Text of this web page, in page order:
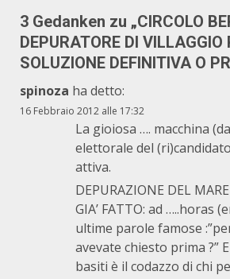
3 Gedanken zu „CIRCOLO
DEPURATORE DI VILLAGGIO
SOLUZIONE DEFINITIVA O
spinoza ha detto:
16 Febbraio 2012 alle 17:32
La gioiosa …. macchina
elettorale del
attiva.
DEPURAZIONE DEL
GIA’ FATTO: ad …..horas
ultime parole famose
avevate chiesto prima ?”
basiti è il codazzo di chi